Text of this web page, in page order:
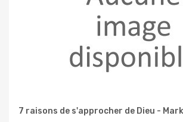
7 raisons de s'approcher de Dieu -